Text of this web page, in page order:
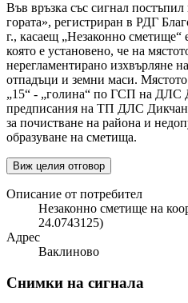
Във връзка със сигнал
гората», регистриран в РДГ
г., касаещ „Незаконно
която е установено, че на
нерегламентирано изхвърляне
отпадъци и земни маси.
„15“ - „голина“ по ГСП на ДЛС
предписания на ТП ДЛС Дикчан
за почистване на района и
образуване на сметища.
Виж целия отговор
Описание от потребител
Незаконно сметище на
24.0743125)
Адрес
Ваклиново
Снимки на сигнала